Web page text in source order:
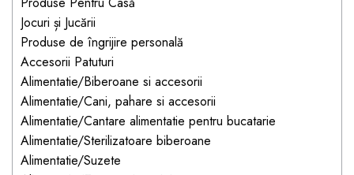
Produse de protecție
mobilier industrial
Bandă avertizare
Cărucioare copii
Accesorii Cărucioare
Set protecții copii
Scaune auto copii
Siguranță auto copii
Tapet protector perete
Jocuri de familie sau grup
Masinute, avioane,
motociclete
Jocuri de pictura si desen
Jucarii muzicale
Jucării educative copii
Jocuri și Jucării
Produse de îngrijire personală
Accesorii Patuturi
Alimentatie/Biberoane si accesorii
Alimentatie/Cani, pahare si accesorii
Alimentatie/Cantare alimentatie pentru bucatarie
Alimentatie/Sterilizatoare biberoane
Alimentatie/Suzete